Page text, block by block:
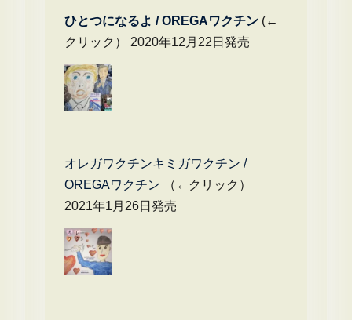
ひとつになるよ / OREGAワクチン(←
クリック） 2020年12月22日発売
オレガワクチンキミガワクチン /
OREGAワクチン （←クリック）
2021年1月26日発売